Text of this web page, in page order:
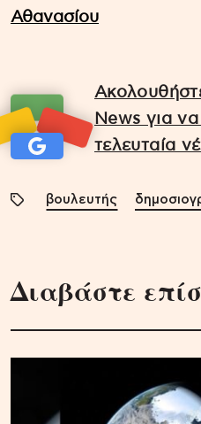
Αθανασίου
News για
τελευταία
βουλευτής
Διαβάστε